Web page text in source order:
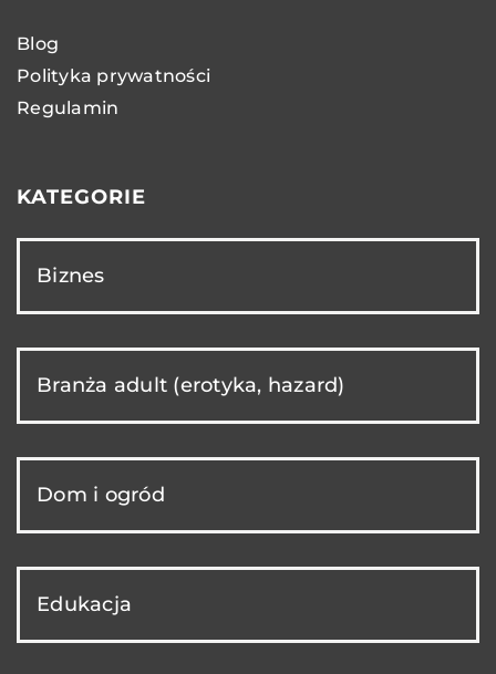
Blog
Polityka prywatności
Regulamin
KATEGORIE
Biznes
Branża adult (erotyka, hazard)
Dom i ogród
Edukacja